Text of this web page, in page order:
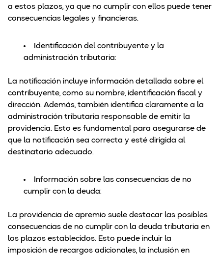
a estos plazos, ya que no cumplir con ellos puede tener
consecuencias legales y financieras.
Identificación del contribuyente y la
administración tributaria:
La notificación incluye información detallada sobre el
contribuyente, como su nombre, identificación fiscal y
dirección. Además, también identifica claramente a la
administración tributaria responsable de emitir la
providencia. Esto es fundamental para asegurarse de
que la notificación sea correcta y esté dirigida al
destinatario adecuado.
Información sobre las consecuencias de no
cumplir con la deuda:
La providencia de apremio suele destacar las posibles
consecuencias de no cumplir con la deuda tributaria en
los plazos establecidos. Esto puede incluir la
imposición de recargos adicionales, la inclusión en